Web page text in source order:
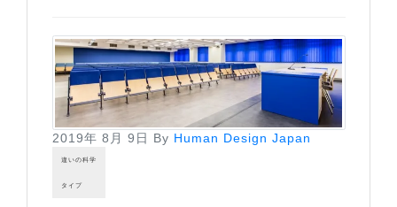
2019年 8月 9日 By Human Design Japan
違いの科学
タイプ